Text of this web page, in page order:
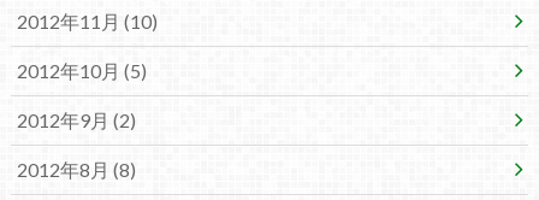
2012年11月 (10)
2012年10月 (5)
2012年9月 (2)
2012年8月 (8)